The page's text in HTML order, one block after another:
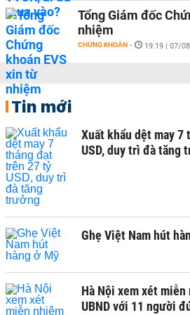
Tổng Giám đốc
nhiệm
CHỨNG KHOÁN - 19:19 | 07/
Tin mới
Xuất khẩu dệt may
USD, duy trì đà tăng
Ghẹ Việt Nam hút
Hà Nội xem xét
UBND với 11 người